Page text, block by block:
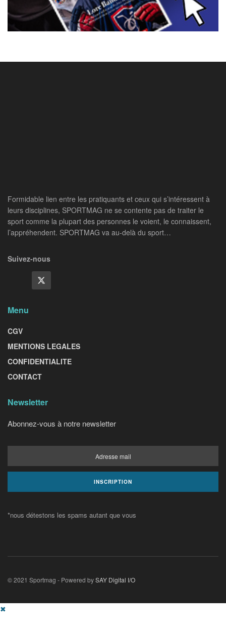
Formidable lien entre les pratiquants et ceux qui s’intéressent à
leurs disciplines, SPORTMAG ne se contente pas de traiter le
sport comme la plupart des personnes le voient, le connaissent,
l’appréhendent. SPORTMAG va au-delà du sport…
Suivez-nous
Menu
CGV
MENTIONS LEGALES
CONFIDENTIALITE
CONTACT
Newsletter
Abonnez-vous à notre newsletter
*nous détestons les spams autant que vous
© 2021 Sportmag - Powered bySAY Digital I/O
✖